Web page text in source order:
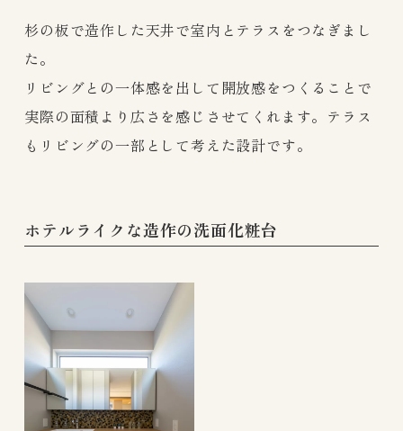
杉の板で造作した天井で室内とテラスをつなぎまし
た。
リビングとの一体感を出して開放感をつくることで
実際の面積より広さを感じさせてくれます。テラス
もリビングの一部として考えた設計です。
ホテルライクな造作の洗面化粧台